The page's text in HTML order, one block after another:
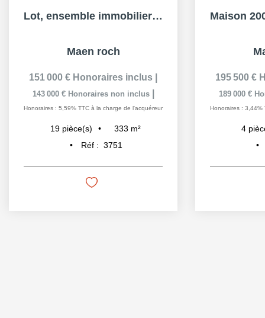
Lot, ensemble immobiliers 3 Maisons Maen Roch 19 pièce(s)...
Maen roch
151 000 € Honoraires inclus
143 000 € Honoraires non inclus
Honoraires : 5,59% TTC à la charge de l'acquéreur
19 pièce(s) 333 m²
Réf : 3751
195 500 €
189 000 €
Honoraires : 3,44%
4